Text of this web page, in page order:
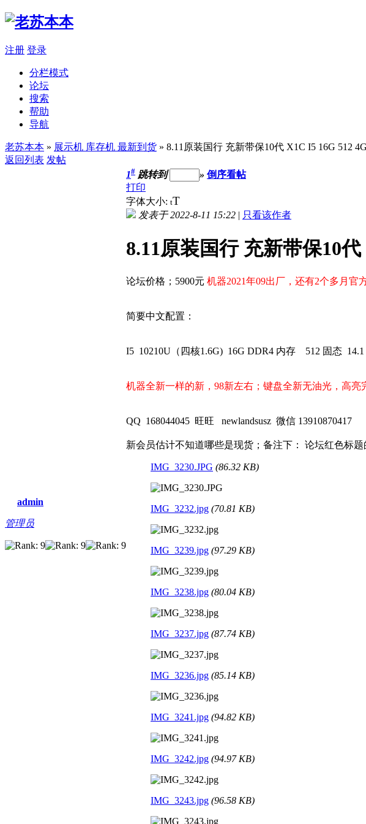
注册 登录
分栏模式
论坛
搜索
帮助
导航
老苏本本 » 展示机 库存机 最新到货 » 8.11原装国行 充新带保10代 X1C I5 16G 512
返回列表 发帖
admin
管理员
1# 跳转到 » 倒序看帖
打印
字体大小: tT
发表于 2022-8-11 15:22 | 只看该作者
8.11原装国行 充新带保10
论坛价格；5900元 机器2021年09出厂，还有2个多月官
简要中文配置：
I5 10210U（四核1.6G) 16G DDR4 内存 512 固态
机器全新一样的新，98新左右；键盘全新无油光，高
QQ 168044045 旺旺 newlandsusz 微信 13910870417
新会员估计不知道哪些是现货；备注下： 论坛红色标
IMG_3230.JPG (86.32 KB)
IMG_3232.jpg (70.81 KB)
IMG_3239.jpg (97.29 KB)
IMG_3238.jpg (80.04 KB)
IMG_3237.jpg (87.74 KB)
IMG_3236.jpg (85.14 KB)
IMG_3241.jpg (94.82 KB)
IMG_3242.jpg (94.97 KB)
IMG_3243.jpg (96.58 KB)